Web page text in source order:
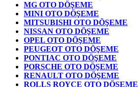
MG OTO DÖŞEME
MINI OTO DÖŞEME
MITSUBISHI OTO DÖŞEME
NISSAN OTO DÖŞEME
OPEL OTO DÖŞEME
PEUGEOT OTO DÖŞEME
PONTIAC OTO DÖŞEME
PORSCHE OTO DÖŞEME
RENAULT OTO DÖŞEME
ROLLS ROYCE OTO DÖŞEME